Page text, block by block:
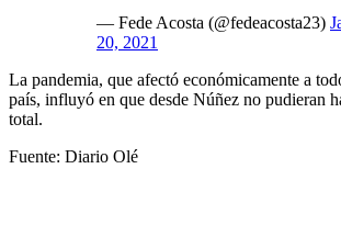
— Fede Acosta (@fedeacosta23)
20, 2021
La pandemia, que afectó económicamente a
país, influyó en que desde Núñez no pudieran
total.
Fuente: Diario Olé